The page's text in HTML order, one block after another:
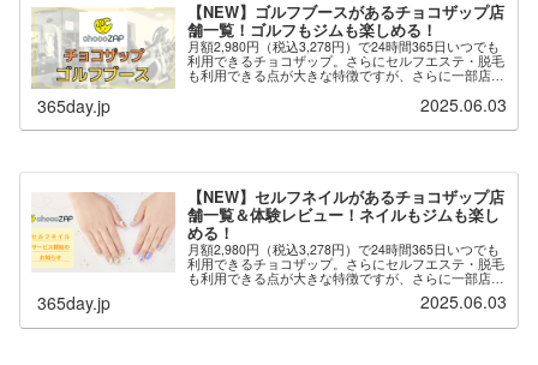
【NEW】ゴルフブースがあるチョコザップ店
舗一覧！ゴルフもジムも楽しめる！
月額2,980円（税込3,278円）で24時間365日いつでも
利用できるチョコザップ。さらにセルフエステ・脱毛
も利用できる点が大きな特徴ですが、さらに一部店舗
365day.jp 2025.06.03
【NEW】セルフネイルがあるチョコザップ店
舗一覧＆体験レビュー！ネイルもジムも楽し
める！
月額2,980円（税込3,278円）で24時間365日いつでも
利用できるチョコザップ。さらにセルフエステ・脱毛
も利用できる点が大きな特徴ですが、さらに一部店舗
365day.jp 2025.06.03